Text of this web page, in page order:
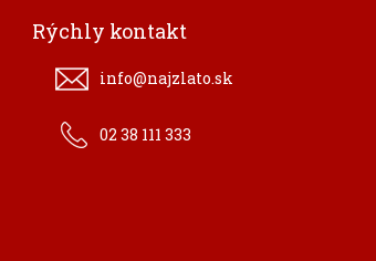
Rýchly kontakt
info@najzlato.sk
02 38 111 333